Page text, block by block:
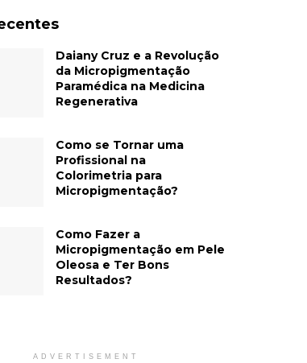
Daiany Cruz e a Revolução
da Micropigmentação
Paramédica na Medicina
Regenerativa
Como se Tornar uma
Profissional na
Colorimetria para
Micropigmentação?
Como Fazer a
Micropigmentação em Pele
Oleosa e Ter Bons
Resultados?
ADVERTISEMENT